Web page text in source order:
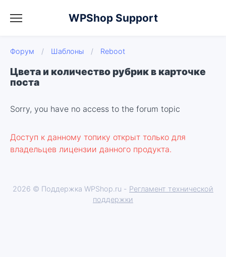
WPShop Support
Форум / Шаблоны / Reboot
Цвета и количество рубрик в карточке
поста
Sorry, you have no access to the forum topic
Доступ к данному топику открыт только для
владельцев лицензии данного продукта.
2026 © Поддержка WPShop.ru - Регламент технической
поддержки